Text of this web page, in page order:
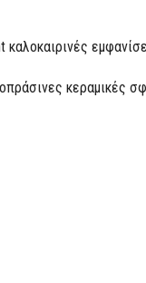
κεραμικές